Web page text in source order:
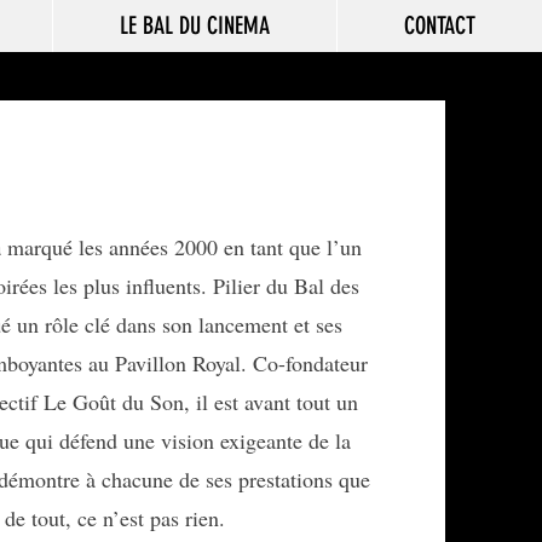
LE BAL DU CINEMA CONTACT
les années 2000 en tant que l’un
les plus influents. Pilier du Bal des
un rôle clé dans son lancement et ses
au Pavillon Royal. Co-fondateur
Le Goût du Son, il est avant tout un
qui défend une vision exigeante de la
à chacune de ses prestations que
tout, ce n’est pas rien.